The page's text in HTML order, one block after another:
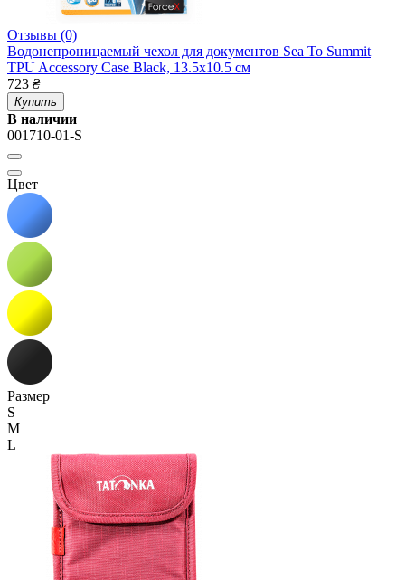
Отзывы (0)
Водонепроницаемый чехол для документов Sea To Summit
TPU Accessory Case Black, 13.5x10.5 см
723 ₴
Купить
В наличии
001710-01-S
Цвет
Размер
S
M
L